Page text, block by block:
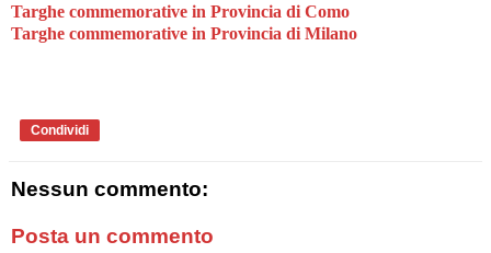
Targhe commemorative in Provincia di Como
Targhe commemorative in Provincia di Milano
Condividi
Nessun commento:
Posta un commento